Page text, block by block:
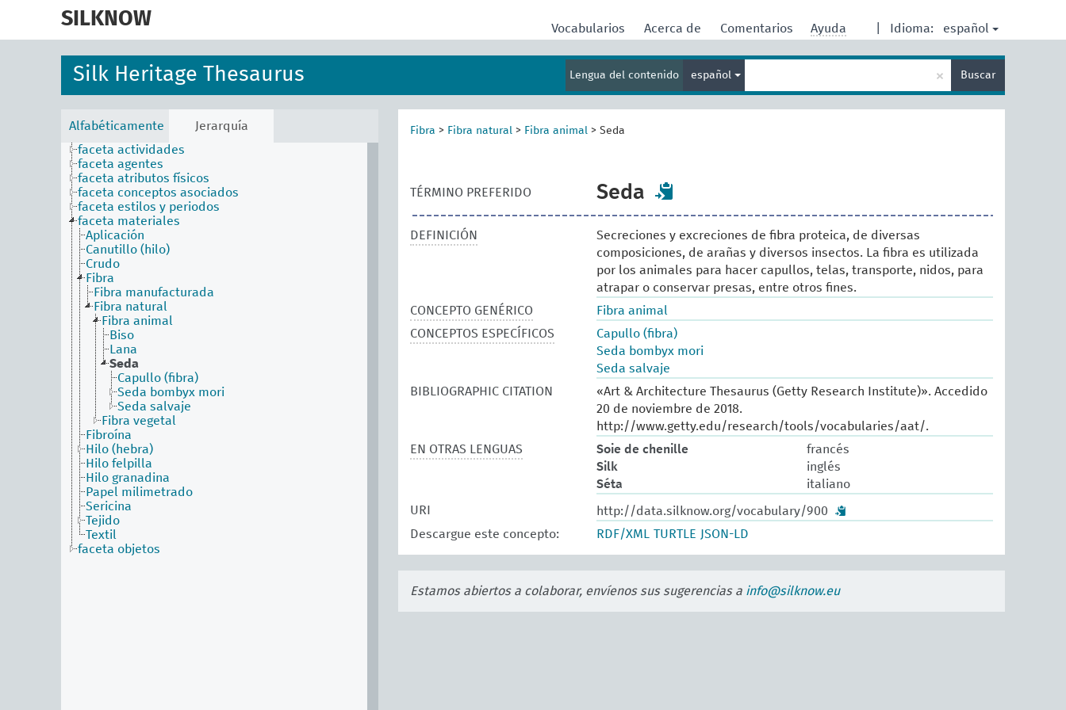
SILKNOW Idioma: español
Vocabularios Acerca de Comentarios Ayuda
Silk Heritage Thesaurus Lengua del contenido español
term
× Buscar
Alfabéticamente
Jerarquía
faceta actividades
faceta agentes
faceta atributos físicos
faceta conceptos asociados
faceta estilos y periodos
faceta materiales
Aplicación
Canutillo (hilo)
Crudo
Fibra
Fibra manufacturada
Fibra natural
Fibra animal
Biso
Lana
Seda
Capullo (fibra)
Seda bombyx mori
Seda salvaje
Fibra vegetal
Fibroína
Hilo (hebra)
Hilo felpilla
Hilo granadina
Papel milimetrado
Sericina
Tejido
Textil
faceta objetos
Fibra > Fibra natural > Fibra animal > Seda
TÉRMINO PREFERIDO Seda
DEFINICIÓN
Secreciones y excreciones de fibra proteica, de diversas
composiciones, de arañas y diversos insectos. La fibra es utilizada
por los animales para hacer capullos, telas, transporte, nidos, para
atrapar o conservar presas, entre otros fines.
CONCEPTO GENÉRICO
Fibra animal
CONCEPTOS ESPECÍFICOS
Capullo (fibra)
Seda bombyx mori
Seda salvaje
BIBLIOGRAPHIC CITATION
«Art & Architecture Thesaurus (Getty Research Institute)». Accedido
20 de noviembre de 2018.
http://www.getty.edu/research/tools/vocabularies/aat/.
EN OTRAS LENGUAS
Soie de chenille
francés
Silk
inglés
Séta
italiano
URI
http://data.silknow.org/vocabulary/900
Descargue este concepto:
RDF/XML TURTLE JSON-LD
Estamos abiertos a colaborar, envíenos sus sugerencias a info@silknow.eu